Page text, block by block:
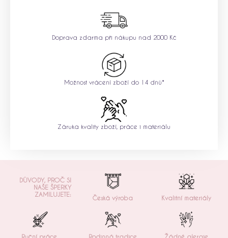
Doprava zdarma při nákupu nad 2000 Kč
Možnost vrácení zboží do 14 dnů*
Záruka kvality zboží, práce i materiálu
DŮVODY, PROČ SI
NAŠE ŠPERKY
ZAMILUJETE:
Česká výroba Kvalitní materiály
Ruční práce Rodinná tradice Žádné alergie